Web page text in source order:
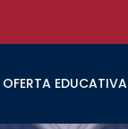
OFERTA EDUCATIVA